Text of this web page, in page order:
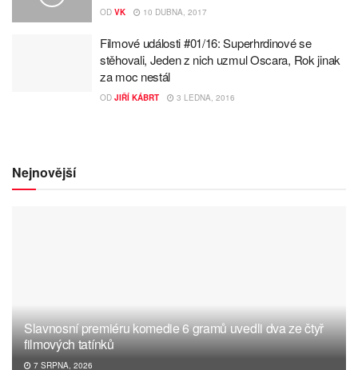
OD VK 10 DUBNA, 2017
Filmové události #01/16: Superhrdinové se
stěhovali, Jeden z nich uzmul Oscara, Rok jinak
za moc nestál
OD JIŘÍ KÁBRT 3 LEDNA, 2016
Nejnovější
Slavnosní premiéru komedie 6 gramů uvedli dva ze čtyř
filmových tatínků
7 SRPNA, 2026